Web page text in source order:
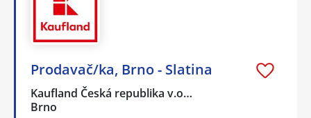
Prodavač/ka, Brno - Slatina
Kaufland Česká republika v.o…
Brno